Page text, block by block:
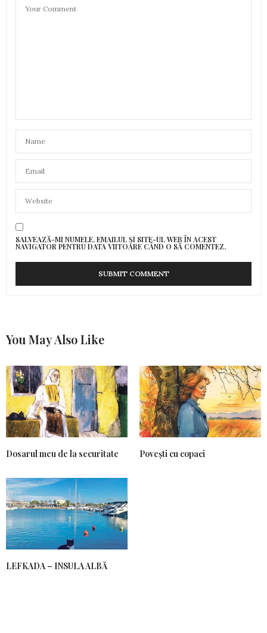
SALVEAZĂ-MI NUMELE, EMAILUL ȘI SITE-UL WEB ÎN ACEST
NAVIGATOR PENTRU DATA VIITOARE CÂND O SĂ COMENTEZ.
You May Also Like
Dosarul meu de la securitate Povești cu copaci
LEFKADA – INSULA ALBĂ